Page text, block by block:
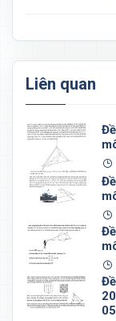
Liên quan